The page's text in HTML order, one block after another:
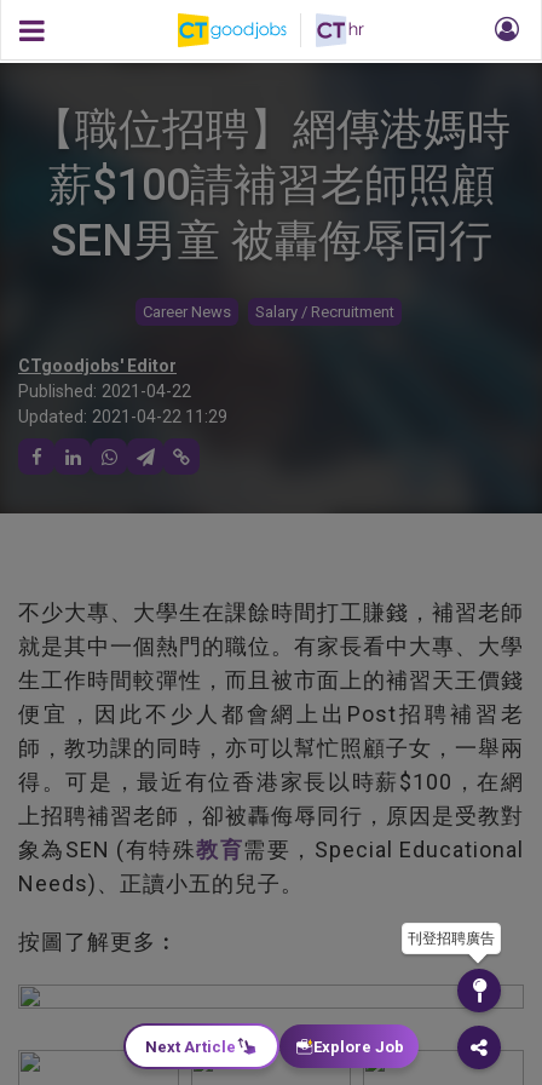
【職位招聘】網傳港媽時
薪$100請補習老師照顧
SEN男童 被轟侮辱同行
Career News Salary / Recruitment
CTgoodjobs' Editor
Published: 2021-04-22
Updated: 2021-04-22 11:29
不少大專、大學生在課餘時間打工賺錢，補習老師
就是其中一個熱門的職位。有家長看中大專、大學
生工作時間較彈性，而且被市面上的補習天王價錢
便宜，因此不少人都會網上出Post招聘補習老
師，教功課的同時，亦可以幫忙照顧子女，一舉兩
得。可是，最近有位香港家長以時薪$100，在網
上招聘補習老師，卻被轟侮辱同行，原因是受教對
象為SEN (有特殊教育需要，Special Educational
Needs)、正讀小五的兒子。
按圖了解更多︰ 刊登招聘廣告
Next Article Explore Job